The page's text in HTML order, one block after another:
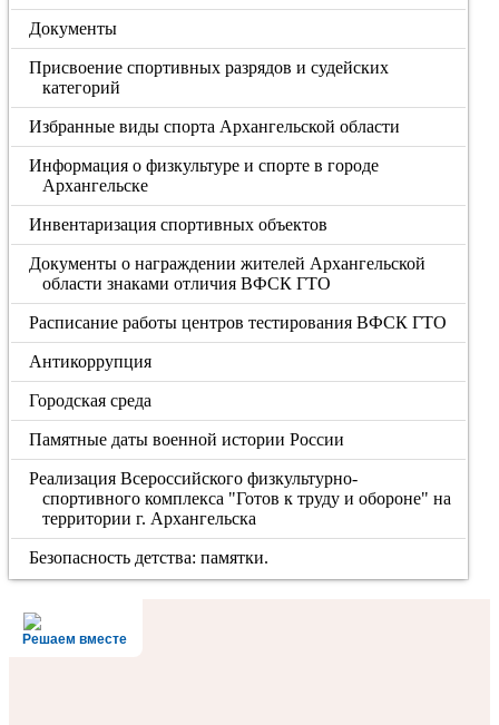
Документы
Присвоение спортивных разрядов и судейских
категорий
Избранные виды спорта Архангельской области
Информация о физкультуре и спорте в городе
Архангельске
Инвентаризация спортивных объектов
Документы о награждении жителей Архангельской
области знаками отличия ВФСК ГТО
Расписание работы центров тестирования ВФСК ГТО
Антикоррупция
Городская среда
Памятные даты военной истории России
Реализация Всероссийского физкультурно-
спортивного комплекса "Готов к труду и обороне" на
территории г. Архангельска
Безопасность детства: памятки.
Решаем вместе